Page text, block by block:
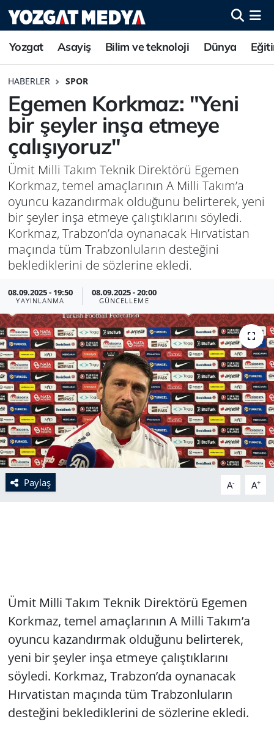
Yozgat Asayiş Bilim ve teknoloji Dünya
HABERLER SPOR
Egemen Korkmaz: "Yeni
bir şeyler inşa etmeye
çalışıyoruz"
Ümit Milli Takım Teknik Direktörü Egemen
Korkmaz, temel amaçlarının A Milli Takım’a
oyuncu kazandırmak olduğunu belirterek, yeni
bir şeyler inşa etmeye çalıştıklarını söyledi.
Korkmaz, Trabzon’da oynanacak Hırvatistan
maçında tüm Trabzonluların desteğini
beklediklerini de sözlerine ekledi.
08.09.2025 - 19:50
YAYINLANMA
08.09.2025 - 20:00
GÜNCELLEME
Paylaş A- A+
Ümit Milli Takım Teknik Direktörü Egemen
Korkmaz, temel amaçlarının A Milli Takım’a
oyuncu kazandırmak olduğunu belirterek,
yeni bir şeyler inşa etmeye çalıştıklarını
söyledi. Korkmaz, Trabzon’da oynanacak
Hırvatistan maçında tüm Trabzonluların
desteğini beklediklerini de sözlerine ekledi.